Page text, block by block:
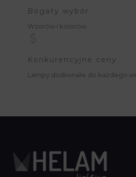
Bogaty wybór
Wzorów i kolorów
Konkurencyjne ceny
Lampy doskonałe do każdego